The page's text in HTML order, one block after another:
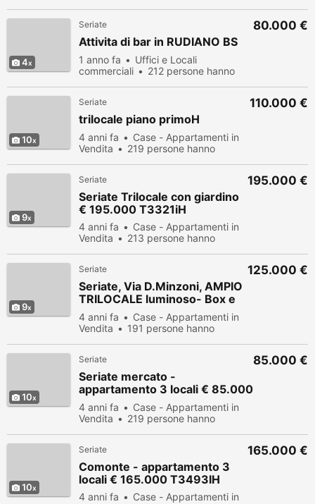
4
Seriate
Attivita di bar in RUDIANO BS
1 anno fa
Uffici e Locali
commerciali
212 persone hanno
80.000 €
10
Seriate
trilocale piano primoH
4 anni fa
Case - Appartamenti in
Vendita
219 persone hanno
110.000 €
9
Seriate
Seriate Trilocale con giardino
€ 195.000 T3321iH
4 anni fa
Case - Appartamenti in
Vendita
213 persone hanno
195.000 €
9
Seriate
Seriate, Via D.Minzoni, AMPIO
TRILOCALE luminoso- Box e
cantina
4 anni fa
Case - Appartamenti in
Vendita
191 persone hanno
125.000 €
10
Seriate
Seriate mercato -
appartamento 3 locali € 85.000
T3612H
4 anni fa
Case - Appartamenti in
Vendita
219 persone hanno
85.000 €
10
Seriate
Comonte - appartamento 3
locali € 165.000 T3493IH
4 anni fa
Case - Appartamenti in
165.000 €